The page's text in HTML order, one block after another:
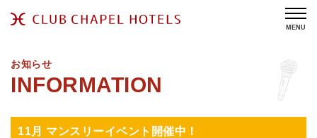
MENU
お知らせ
11月 マンスリーイベント開催中！